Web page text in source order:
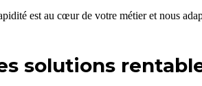
est au cœur de votre métier et nous
solutions